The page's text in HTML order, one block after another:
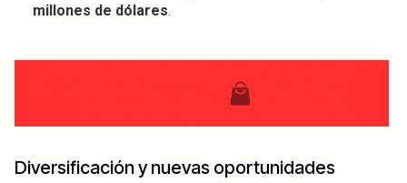
millones de dólares.
Diversificación y nuevas oportunidades